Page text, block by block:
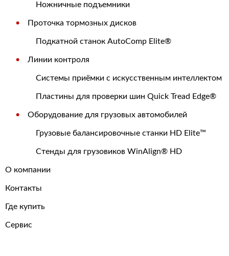
Ножничные подъемники
Проточка тормозных дисков
Подкатной станок AutoComp Elite®
Линии контроля
Системы приёмки с искусственным интеллектом
Пластины для проверки шин Quick Tread Edge®
Оборудование для грузовых автомобилей
Грузовые балансировочные станки HD Elite™
Стенды для грузовиков WinAlign® HD
О компании
Контакты
Где купить
Сервис